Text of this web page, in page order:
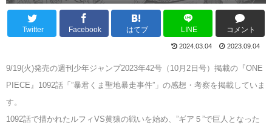
Twitter Facebook はてブ LINE コメント
2024.03.04 2023.09.04
9/19(火)発売の週刊少年ジャンプ2023年42号（10月2日号）掲載の『ONE
PIECE』1092話「”暴君くま聖地暴走事件”」の感想・考察を掲載していま
す。
1092話で描かれたルフィVS黄猿の戦いを始め、”ギア５”で巨人となった